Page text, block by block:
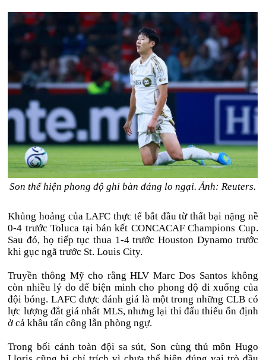
Son thể hiện phong độ ghi bàn đáng lo ngại. Ảnh: Reuters.
Khủng hoảng của LAFC thực tế bắt đầu từ thất bại nặng nề
0-4 trước Toluca tại bán kết CONCACAF Champions Cup.
Sau đó, họ tiếp tục thua 1-4 trước Houston Dynamo trước
khi gục ngã trước St. Louis City.
Truyền thông Mỹ cho rằng HLV Marc Dos Santos không
còn nhiều lý do để biện minh cho phong độ đi xuống của
đội bóng. LAFC được đánh giá là một trong những CLB có
lực lượng đắt giá nhất MLS, nhưng lại thi đấu thiếu ổn định
ở cả khâu tấn công lẫn phòng ngự.
Trong bối cảnh toàn đội sa sút, Son cùng thủ môn Hugo